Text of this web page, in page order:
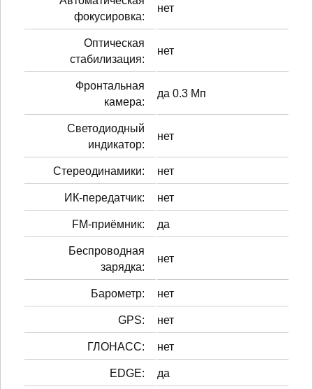
фокусировка:
нет
Оптическая
стабилизация:
нет
Фронтальная
камера:
да 0.3 Мп
Светодиодный
индикатор:
нет
Стереодинамики: нет
ИК-передатчик: нет
FM-приёмник: да
Беспроводная
зарядка:
нет
Барометр: нет
GPS: нет
ГЛОНАСС: нет
EDGE: да